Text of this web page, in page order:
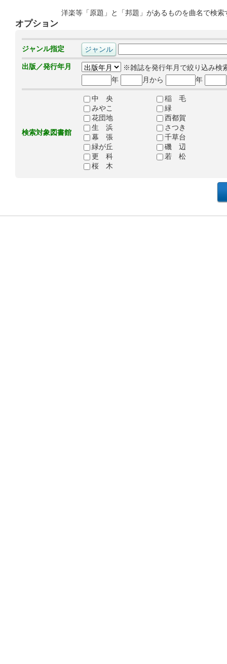
洋楽等「原題」と「邦題」があるものを曲名で検
オプション
ジャンル指定
出版／発行年月
※雑誌を発行年月で絞り込み検
年
月から 年
検索対象図書館
中 央
稲 毛
みやこ
緑
花団地
西都賀
生 浜
さつき
幕 張
千草台
緑が丘
磯 辺
更 科
若 松
桜 木